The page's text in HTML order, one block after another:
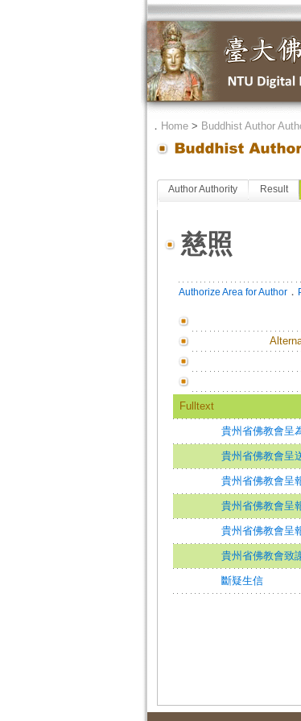
． Home> Buddhist Author
Author Authority Result
慈照
Authorize Area for Author．
Fulltext
貴州省佛教會呈
貴州省佛教會呈
貴州省佛教會呈
貴州省佛教會呈
貴州省佛教會呈
貴州省佛教會致
斷疑生信